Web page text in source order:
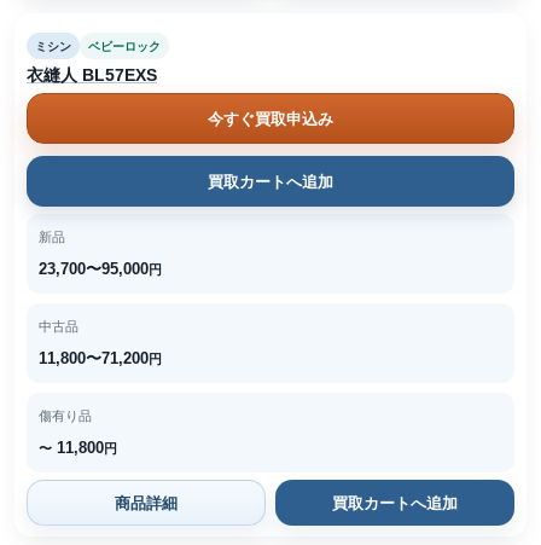
ミシン ベビーロック
衣縫人 BL57EXS
今すぐ買取申込み
買取カートへ追加
新品
23,700〜95,000円
中古品
11,800〜71,200円
傷有り品
〜 11,800円
商品詳細 買取カートへ追加